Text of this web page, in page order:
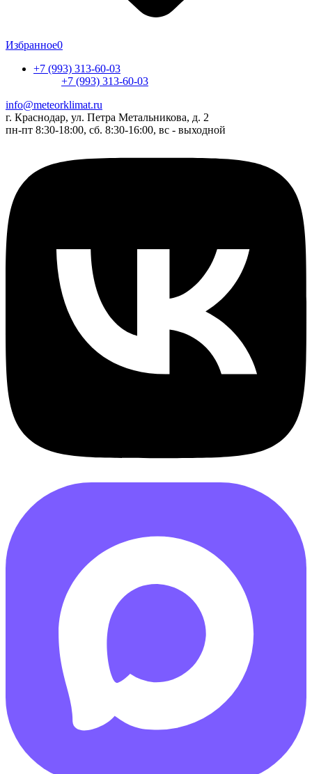
Избранное0
+7 (993) 313-60-03
+7 (993) 313-60-03
info@meteorklimat.ru
г. Краснодар, ул. Петра Метальникова, д. 2
пн-пт 8:30-18:00, сб. 8:30-16:00, вс - выходной